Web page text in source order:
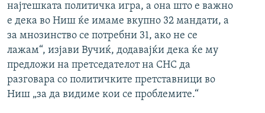
најтешката политичка игра, а она што е важно
е дека во Ниш ќе имаме вкупно 32 мандати, а
за мнозинство се потребни 31, ако не се
лажам“, изјави Вучиќ, додавајќи дека ќе му
предложи на претседателот на СНС да
разговара со политичките претставници во
Ниш „за да видиме кои се проблемите.“